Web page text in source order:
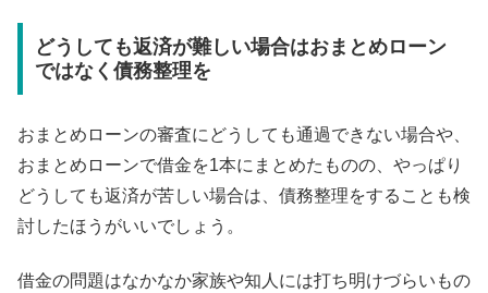
どうしても返済が難しい場合はおまとめローン
ではなく債務整理を
おまとめローンの審査にどうしても通過できない場合や、
おまとめローンで借金を1本にまとめたものの、やっぱり
どうしても返済が苦しい場合は、債務整理をすることも検
討したほうがいいでしょう。
借金の問題はなかなか家族や知人には打ち明けづらいもの